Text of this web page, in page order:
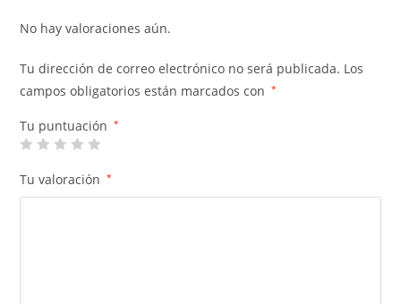
No hay valoraciones aún.
Tu dirección de correo electrónico no será publicada. Los
campos obligatorios están marcados con
*
Tu puntuación *
Tu valoración *